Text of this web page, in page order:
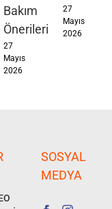
Bakım
Önerileri
27
Mayıs
2026
27
Mayıs
2026
SOSYAL
MEDYA